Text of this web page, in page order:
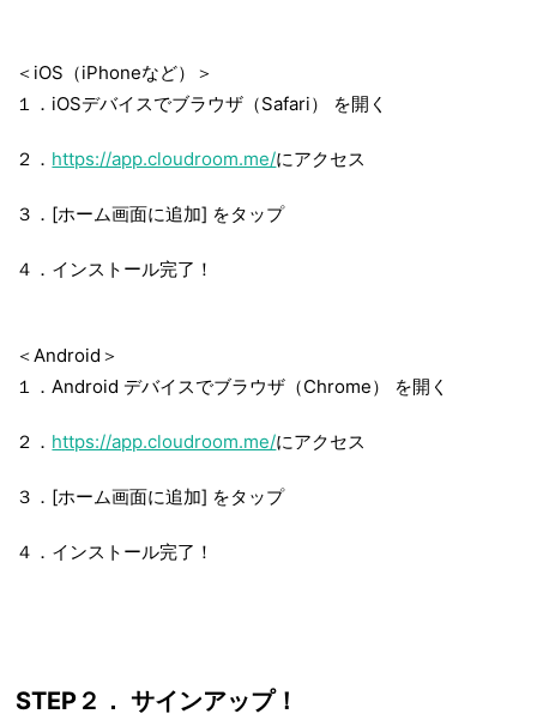
＜iOS（iPhoneなど）＞
１． iOSデバイスでブラウザ（Safari） を開く
２． https://app.cloudroom.me/にアクセス
３． [ホーム画面に追加] をタップ
４． インストール完了！
＜Android＞
１．Android デバイスでブラウザ（Chrome） を開く
２． https://app.cloudroom.me/にアクセス
３． [ホーム画面に追加] をタップ
４． インストール完了！
STEP２． サインアップ！